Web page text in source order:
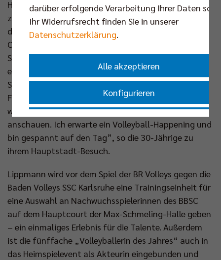
Heimspiel am Samstag nun erstmals
zusammengeführt. Denn mit Louisa Lippmann wird
die Beachvolleyballerin des Rekordmeisters live vor
Ort den Kooperationspartner Berlin Brandenburger
Sportclub unterstützen. „Ich freue mich sehr,
erstmals in dieser Saison wieder in der Max-
Schmeling-Halle dabei zu sein. Ich glaube, für die
Frauenmannschaft wird es eine krasse Erfahrung,
wenn sich viele Zuschauer auch das zweite Spiel
anschauen. Ich erwarte ein Volleyball-Happening und
bin gespannt auf den Tag”, so die 30-Jährige zu
ihrem Hauptstadt-Besuch.
Lippmann wird vor dem Spiel der BR Volleys gegen die
Baden Volleys SSC Karlsruhe eine Trainingseinheit für
eine Auswahl an Nachwuchsspielerinnen des BBSC
auf dem Hauptcourt der Max-Schmeling-Halle geben
– ein einmaliges Erlebnis für die Talente. Außerdem
ist die fünffache „Volleyballerin des Jahres“ auch in
das Heimspielevent als Akteurin eingebunden und
darüber erfolgende Verarbeitung Ihrer Daten
Ihr Widerrufsrecht finden Sie in unserer
Datenschutzerklärung.
Alle akzeptieren
Konfigurieren
Nur essenzielle Cookies akzeptieren
Impressum|Datenschutzerklärung